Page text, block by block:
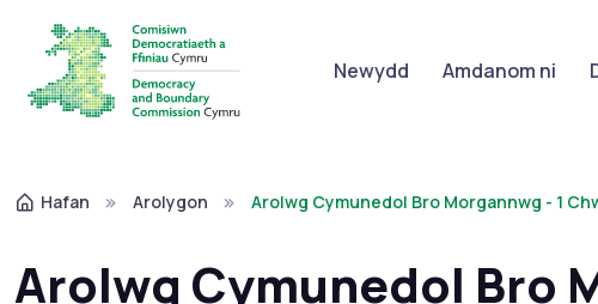
Newydd Amdanom ni
Hafan Arolygon Arolwg Cymunedol Bro Morgannwg - 1
Arolwg Cymunedol Bro